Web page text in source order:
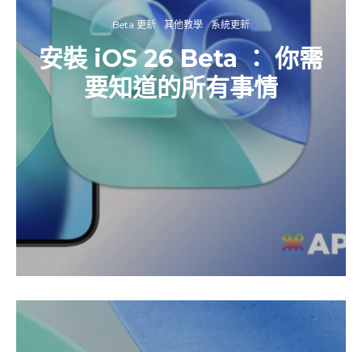
Beta 更新 其他教學 系統更新
安裝 iOS 26 Beta ： 你需
要知道的所有事情